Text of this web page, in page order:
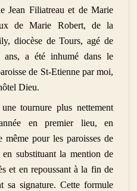
Jean Filiatreau et de Marie
de Marie Robert, de la
diocèse de Tours, agé de
ans, a été inhumé dans le
de St-Etienne par moi,
Dieu.
tournure plus nettement
en premier lieu, en
pour les paroisses de
substituant la mention de
et en repoussant à la fin de
sa signature. Cette formule